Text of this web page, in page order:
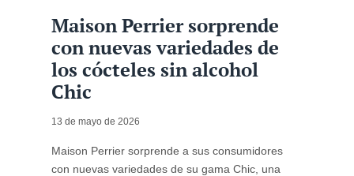
Maison Perrier sorprende
con nuevas variedades de
los cócteles sin alcohol
Chic
13 de mayo de 2026
Maison Perrier sorprende a sus consumidores
con nuevas variedades de su gama Chic, una